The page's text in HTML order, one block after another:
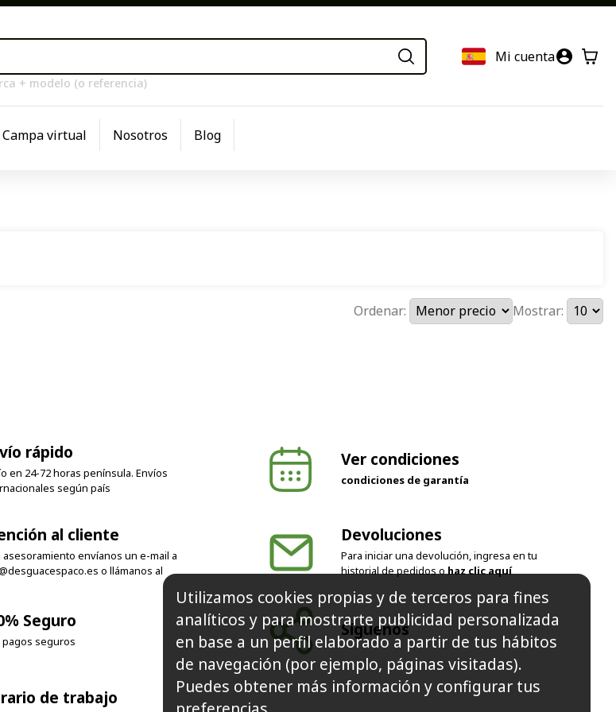
+ modelo (o referencia)
Mi cuenta
Campa virtual Nosotros Blog
Ordenar: Mostrar:
rápido
en 24-72 horas península. Envíos
según país
Ver condiciones
condiciones de garantía
al cliente
asesoramiento envíanos un e-mail a
o llámanos al
Devoluciones
Para iniciar una devolución, ingresa en tu
historial de pedidos ohaz clic aquí
Seguro
pagos seguros
Síguenos
de trabajo
Utilizamos cookies propias y de terceros para fines
analíticos y para mostrarte publicidad personalizada
en base a un perfil elaborado a partir de tus hábitos
de navegación (por ejemplo, páginas visitadas).
Puedes obtener más información y configurar tus